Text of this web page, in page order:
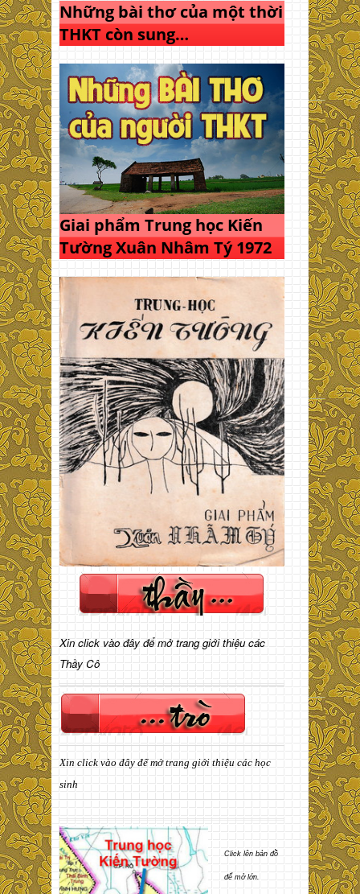
Những bài thơ của một thời
THKT còn sung…
Giai phẩm Trung học Kiến
Tường Xuân Nhâm Tý 1972
Xin click vào đây để mở trang giới thiệu các
Thầy Cô
Xin click vào đây để mở trang giới thiệu các học
sinh
Click lên bản đồ
để mở lớn.